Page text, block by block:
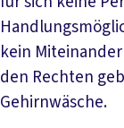
kein
den Rechten
Gehirnwäsche.